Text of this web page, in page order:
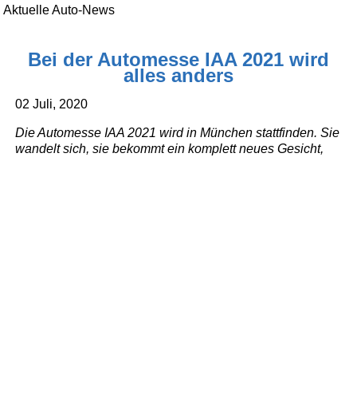
Aktuelle Auto-News
Bei der Automesse IAA 2021 wird
alles anders
02 Juli, 2020
Die Automesse IAA 2021 wird in München stattfinden. Sie
wandelt sich, sie bekommt ein komplett neues Gesicht,